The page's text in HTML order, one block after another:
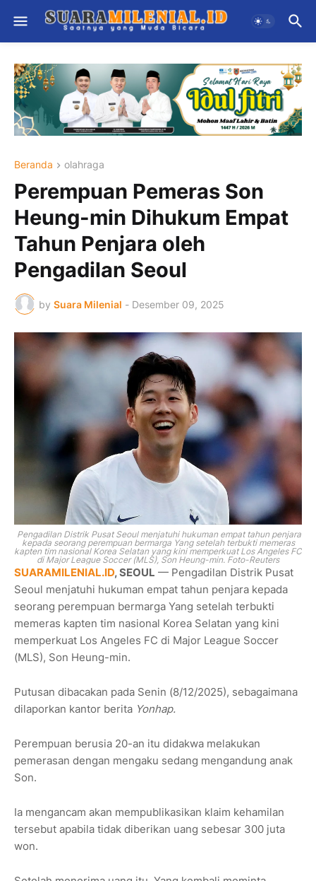
Beranda olahraga
Perempuan Pemeras Son
Heung-min Dihukum Empat
Tahun Penjara oleh
Pengadilan Seoul
by Suara Milenial - Desember 09, 2025
Pengadilan Distrik Pusat Seoul menjatuhi hukuman empat tahun penjara
kepada seorang perempuan bermarga Yang setelah terbukti memeras
kapten tim nasional Korea Selatan yang kini memperkuat Los Angeles FC
di Major League Soccer (MLS), Son Heung-min. Foto-Reuters
SUARAMILENIAL.ID, SEOUL — Pengadilan Distrik Pusat
Seoul menjatuhi hukuman empat tahun penjara kepada
seorang perempuan bermarga Yang setelah terbukti
memeras kapten tim nasional Korea Selatan yang kini
memperkuat Los Angeles FC di Major League Soccer
(MLS), Son Heung-min.
Putusan dibacakan pada Senin (8/12/2025), sebagaimana
dilaporkan kantor berita Yonhap.
Perempuan berusia 20-an itu didakwa melakukan
pemerasan dengan mengaku sedang mengandung anak
Son.
Ia mengancam akan mempublikasikan klaim kehamilan
tersebut apabila tidak diberikan uang sebesar 300 juta
won.